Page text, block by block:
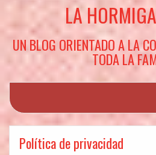
LA
UN BLOG ORIENTADO A LA
TODA LA
Política de privacidad